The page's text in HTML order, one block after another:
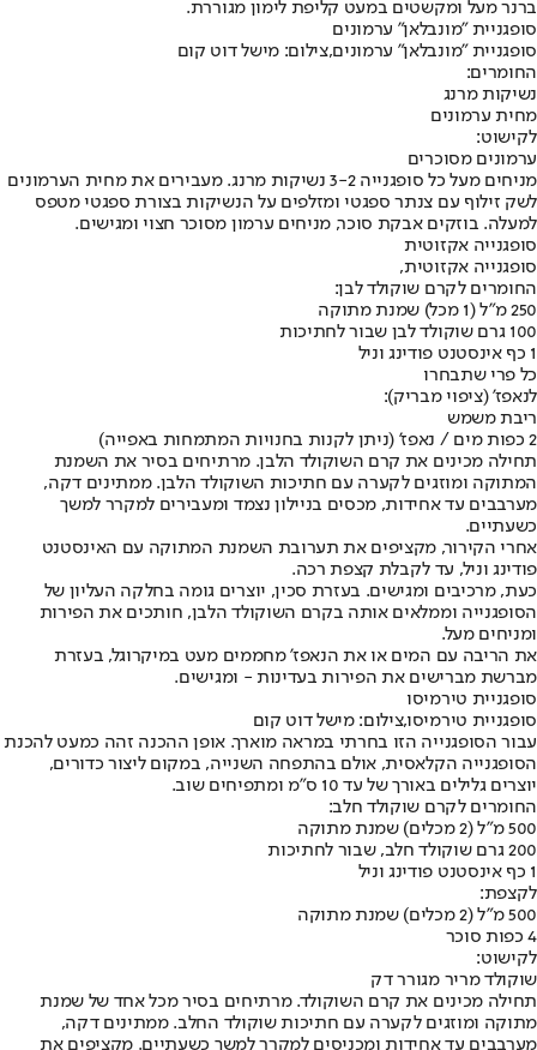
ברנר מעל ומקשטים במעט קליפת לימון מגוררת.
סופגניית "מונבלאן" ערמונים
סופגניית "מונבלאן" ערמונים,צילום: מישל דוט קום
החומרים:
נשיקות מרנג
מחית ערמונים
לקישוט:
ערמונים מסוכרים
מניחים מעל כל סופגנייה 3-2 נשיקות מרנג. מעבירים את מחית הערמונים
לשק זילוף עם צנתר ספגטי ומזלפים על הנשיקות בצורת ספגטי מטפס
למעלה. בוזקים אבקת סוכר, מניחים ערמון מסוכר חצוי ומגישים.
סופגנייה אקזוטית
סופגנייה אקזוטית,
החומרים לקרם שוקולד לבן:
250 מ"ל (1 מכל) שמנת מתוקה
100 גרם שוקולד לבן שבור לחתיכות
1 כף אינסטנט פודינג וניל
כל פרי שתבחרו
לנאפז' (ציפוי מבריק):
ריבת משמש
2 כפות מים / נאפז' (ניתן לקנות בחנויות המתמחות באפייה)
תחילה מכינים את קרם השוקולד הלבן. מרתיחים בסיר את השמנת
המתוקה ומוזגים לקערה עם חתיכות השוקולד הלבן. ממתינים דקה,
מערבבים עד אחידות, מכסים בניילון נצמד ומעבירים למקרר למשך
כשעתיים.
אחרי הקירור, מקציפים את תערובת השמנת המתוקה עם האינסטנט
פודינג וניל, עד לקבלת קצפת רכה.
כעת, מרכיבים ומגישים. בעזרת סכין, יוצרים גומה בחלקה העליון של
הסופגנייה וממלאים אותה בקרם השוקולד הלבן, חותכים את הפירות
ומניחים מעל.
את הריבה עם המים או את הנאפז' מחממים מעט במיקרוגל, בעזרת
מברשת מברישים את הפירות בעדינות - ומגישים.
סופגניית טירמיסו
סופגניית טירמיסו,צילום: מישל דוט קום
עבור הסופגנייה הזו בחרתי במראה מוארך. אופן ההכנה זהה כמעט להכנת
הסופגנייה הקלאסית, אולם בהתפחה השנייה, במקום ליצור כדורים,
יוצרים גלילים באורך של עד 10 ס"מ ומתפיחים שוב.
החומרים לקרם שוקולד חלב:
500 מ"ל (2 מכלים) שמנת מתוקה
200 גרם שוקולד חלב, שבור לחתיכות
1 כף אינסטנט פודינג וניל
לקצפת:
500 מ"ל (2 מכלים) שמנת מתוקה
4 כפות סוכר
לקישוט:
שוקולד מריר מגורר דק
תחילה מכינים את קרם השוקולד. מרתיחים בסיר מכל אחד של שמנת
מתוקה ומוזגים לקערה עם חתיכות שוקולד החלב. ממתינים דקה,
מערבבים עד אחידות ומכניסים למקרר למשך כשעתיים. מקציפים את